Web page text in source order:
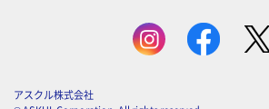
アスクル株式会社